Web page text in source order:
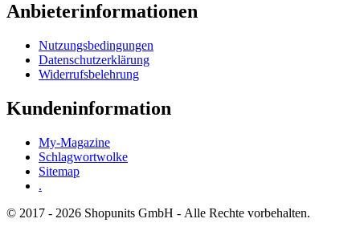
Anbieterinformationen
Nutzungsbedingungen
Datenschutzerklärung
Widerrufsbelehrung
Kundeninformation
My-Magazine
Schlagwortwolke
Sitemap
.
© 2017 - 2026 Shopunits GmbH - Alle Rechte vorbehalten.